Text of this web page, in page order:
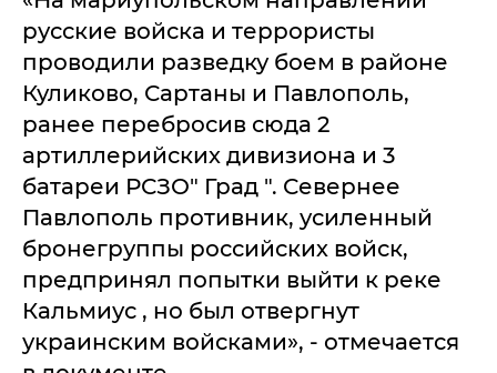
русские войска и террористы
проводили разведку боем в районе
Куликово, Сартаны и Павлополь,
ранее перебросив сюда 2
артиллерийских дивизиона и 3
батареи РСЗО" Град ". Севернее
Павлополь противник, усиленный
бронегруппы российских войск,
предпринял попытки выйти к реке
Кальмиус , но был отвергнут
украинским войсками», - отмечается